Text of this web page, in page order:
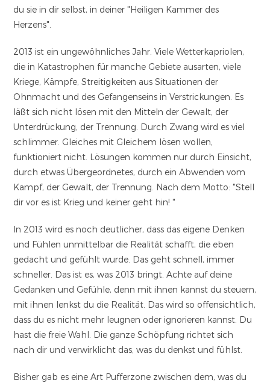
du sie in dir selbst, in deiner "Heiligen Kammer des
Herzens".
2013 ist ein ungewöhnliches Jahr. Viele Wetterkapriolen,
die in Katastrophen für manche Gebiete ausarten, viele
Kriege, Kämpfe, Streitigkeiten aus Situationen der
Ohnmacht und des Gefangenseins in Verstrickungen. Es
läßt sich nicht lösen mit den Mitteln der Gewalt, der
Unterdrückung, der Trennung. Durch Zwang wird es viel
schlimmer. Gleiches mit Gleichem lösen wollen,
funktioniert nicht. Lösungen kommen nur durch Einsicht,
durch etwas Übergeordnetes, durch ein Abwenden vom
Kampf, der Gewalt, der Trennung. Nach dem Motto: "Stell
dir vor es ist Krieg und keiner geht hin! "
In 2013 wird es noch deutlicher, dass das eigene Denken
und Fühlen unmittelbar die Realität schafft, die eben
gedacht und gefühlt wurde. Das geht schnell, immer
schneller. Das ist es, was 2013 bringt. Achte auf deine
Gedanken und Gefühle, denn mit ihnen kannst du steuern,
mit ihnen lenkst du die Realität. Das wird so offensichtlich,
dass du es nicht mehr leugnen oder ignorieren kannst. Du
hast die freie Wahl. Die ganze Schöpfung richtet sich
nach dir und verwirklicht das, was du denkst und fühlst.
Bisher gab es eine Art Pufferzone zwischen dem, was du